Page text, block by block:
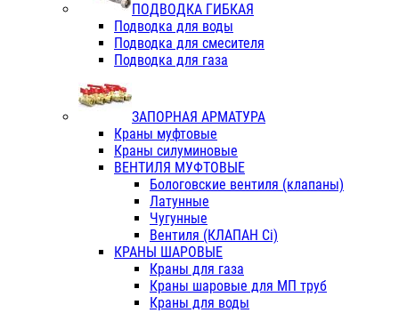
ПОДВОДКА ГИБКАЯ
Подводка для воды
Подводка для смесителя
Подводка для газа
ЗАПОРНАЯ АРМАТУРА
Краны муфтовые
Краны силуминовые
ВЕНТИЛЯ МУФТОВЫЕ
Бологовские вентиля (клапаны)
Латунные
Чугунные
Вентиля (КЛАПАН Сi)
КРАНЫ ШАРОВЫЕ
Краны для газа
Краны шаровые для МП труб
Краны для воды